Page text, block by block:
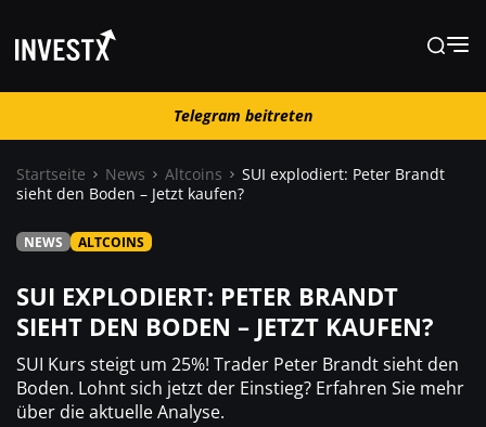
Telegram beitreten
Lernen
Trading
Wo kaufen ?
Telegram beitreten
Startseite News Altcoins
SUI explodiert: Peter Brandt
sieht den Boden – Jetzt kaufen?
NEWS ALTCOINS
SUI EXPLODIERT: PETER BRANDT
SIEHT DEN BODEN – JETZT KAUFEN?
SUI Kurs steigt um 25%! Trader Peter Brandt sieht den
Boden. Lohnt sich jetzt der Einstieg? Erfahren Sie mehr
über die aktuelle Analyse.